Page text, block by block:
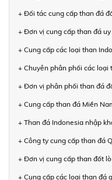
+ Đối tác cung cấp than đá
+ Đơn vị cung cấp than đá
+ Cung cấp các loại than
+ Chuyên phân phối các
+ Đơn vị phân phối than đá
+ Cung cấp than đá Miền
+ Than đá Indonesia nhập
+ Công ty cung cấp than đá
+ Đơn vị cung cấp than đốt
+ Cung cấp các loại than đá